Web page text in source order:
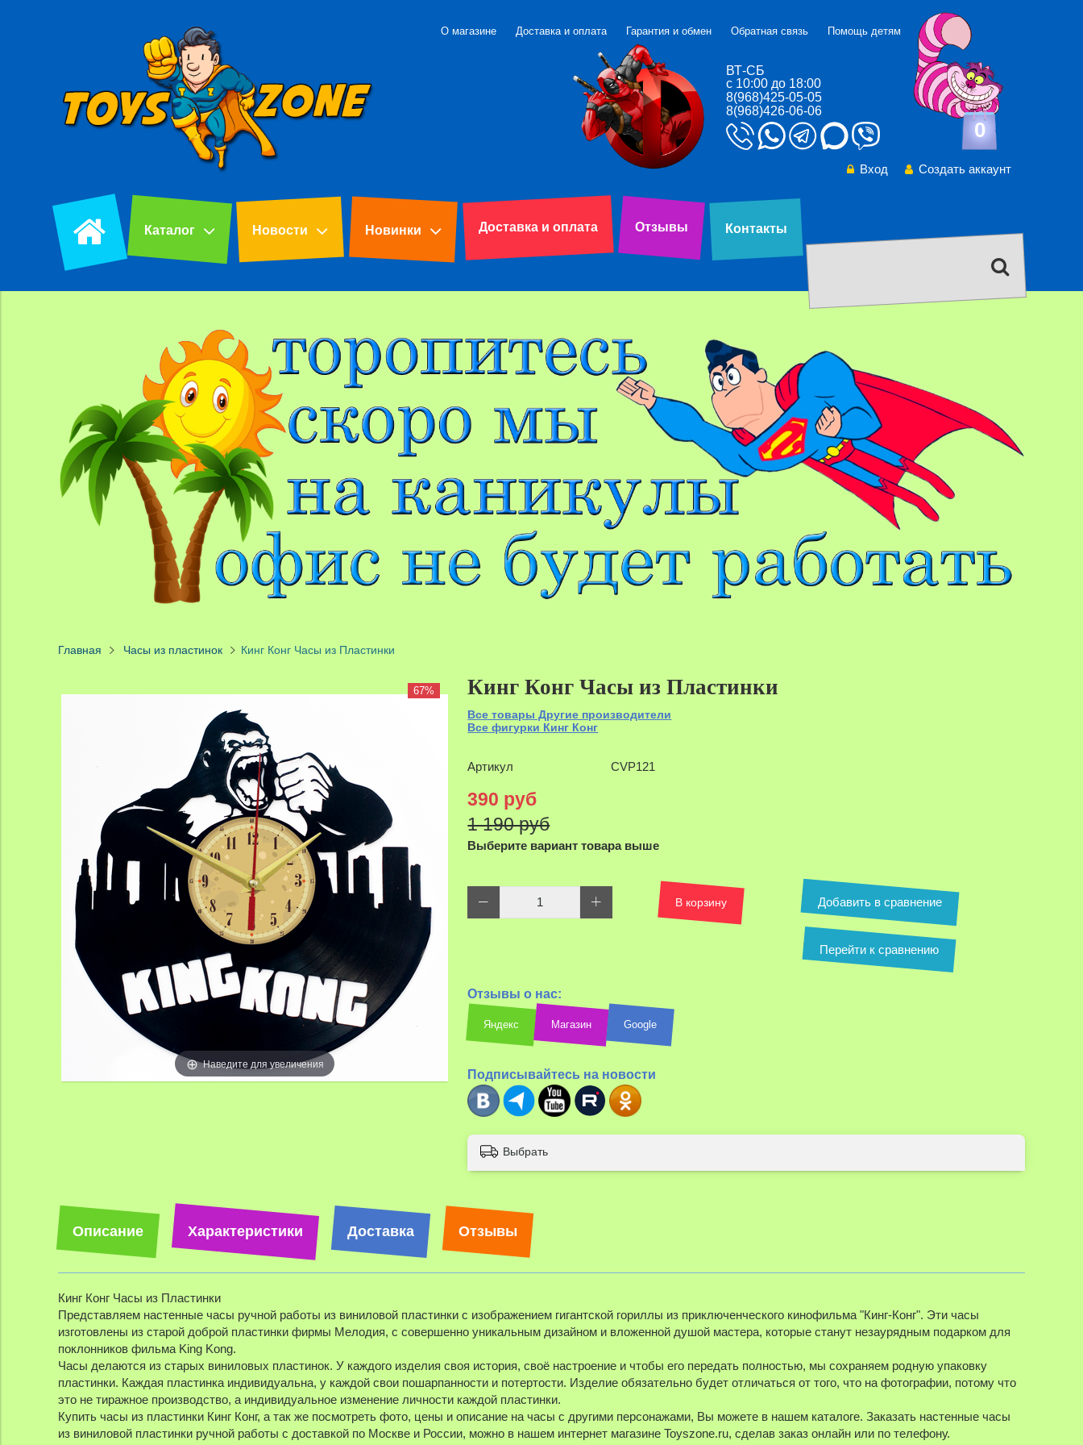
ВТ-СБ
с 10:00 до 18:00
8(968)425-05-05
8(968)426-06-06
О магазине Доставка и оплата Гарантия и обмен Обратная связь Помощь детям
0
Вход Создать аккаунт
Каталог Новости Новинки Доставка и оплата Отзывы Контакты
Главная Часы из пластинок Кинг Конг Часы из Пластинки
67%
Наведите для увеличения
Кинг Конг Часы из Пластинки
Все товары Другие производители
Все фигурки Кинг Конг
Артикул CVP121
390 руб
1 190 руб
Выберите вариант товара выше
В корзину Добавить в сравнение
Перейти к сравнению
Отзывы о нас:
Яндекс Магазин Google
Подписывайтесь на новости
Выбрать
Описание Характеристики Доставка Отзывы
Кинг Конг Часы из Пластинки
Представляем настенные часы ручной работы из виниловой пластинки с изображением гигантской гориллы из приключенческого кинофильма "Кинг-Конг". Эти часы
изготовлены из старой доброй пластинки фирмы Мелодия, с совершенно уникальным дизайном и вложенной душой мастера, которые станут незаурядным подарком для
поклонников фильма King Kong.
Часы делаются из старых виниловых пластинок. У каждого изделия своя история, своё настроение и чтобы его передать полностью, мы сохраняем родную упаковку
пластинки. Каждая пластинка индивидуальна, у каждой свои пошарпанности и потертости. Изделие обязательно будет отличаться от того, что на фотографии, потому что
это не тиражное производство, а индивидуальное изменение личности каждой пластинки.
Купить часы из пластинки Кинг Конг, а так же посмотреть фото, цены и описание на часы с другими персонажами, Вы можете в нашем каталоге. Заказать настенные часы
из виниловой пластинки ручной работы с доставкой по Москве и России, можно в нашем интернет магазине Toyszone.ru, сделав заказ онлайн или по телефону.